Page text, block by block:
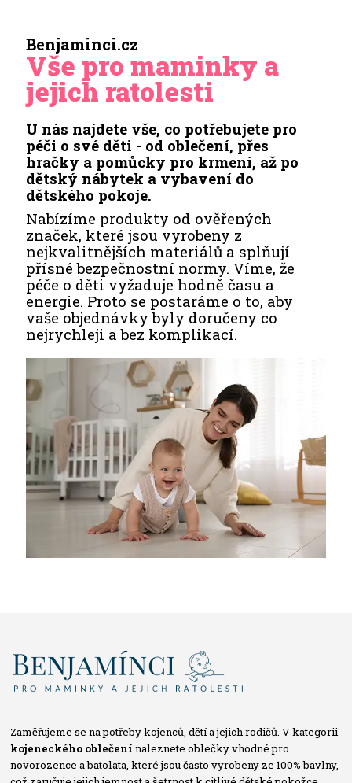
Benjaminci.cz
Vše pro maminky a
jejich ratolesti
U nás najdete vše, co potřebujete pro
péči o své děti - od oblečení, přes
hračky a pomůcky pro krmení, až po
dětský nábytek a vybavení do
dětského pokoje.
Nabízíme produkty od ověřených
značek, které jsou vyrobeny z
nejkvalitnějších materiálů a splňují
přísné bezpečnostní normy. Víme, že
péče o děti vyžaduje hodně času a
energie. Proto se postaráme o to, aby
vaše objednávky byly doručeny co
nejrychleji a bez komplikací.
Zaměřujeme se na potřeby kojenců, dětí a jejich rodičů. V kategorii
kojeneckého oblečení naleznete oblečky vhodné pro
novorozence a batolata, které jsou často vyrobeny ze 100% bavlny,